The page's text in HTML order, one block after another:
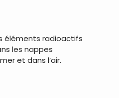
éléments radioactifs
les nappes
et dans l’air.